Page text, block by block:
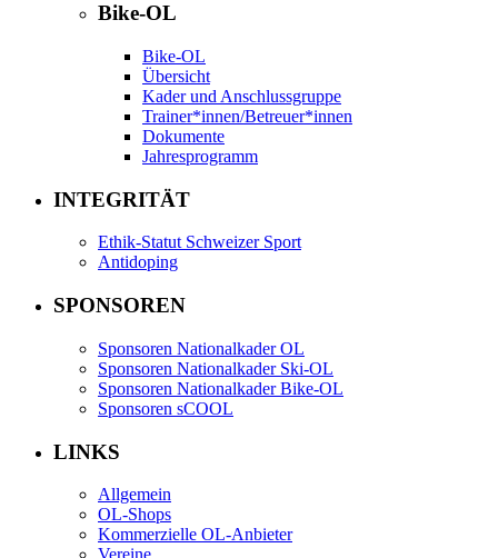
Bike-OL
Bike-OL
Übersicht
Kader und Anschlussgruppe
Trainer*innen/Betreuer*innen
Dokumente
Jahresprogramm
INTEGRITÄT
Ethik-Statut Schweizer Sport
Antidoping
SPONSOREN
Sponsoren Nationalkader OL
Sponsoren Nationalkader Ski-OL
Sponsoren Nationalkader Bike-OL
Sponsoren sCOOL
LINKS
Allgemein
OL-Shops
Kommerzielle OL-Anbieter